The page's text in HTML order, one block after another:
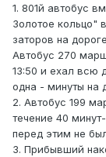
1. 801й автобус
Золотое кольцо"
заторов на
Автобус 270
13:50 и ехал всю
одна - минуты на
2. Автобус 199
течение 40
перед этим не
3. Прибывший